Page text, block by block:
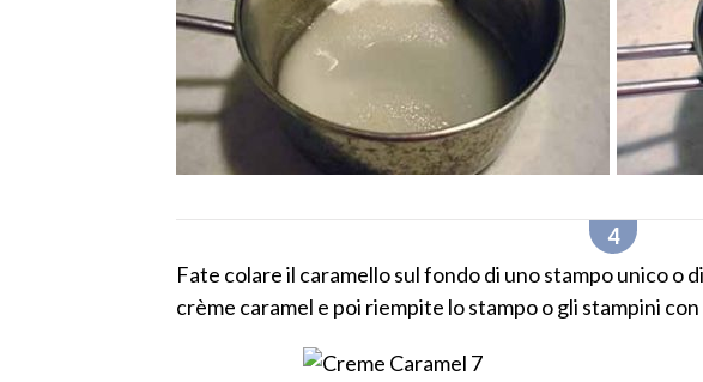
Fate colare il caramello sul fondo di uno stampo unico o
crème caramel e poi riempite lo stampo o gli stampini